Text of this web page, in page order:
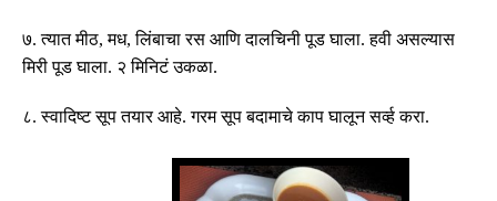
७.त्यात मीठ,मध, लिंबाचा रस आणि दालचिनी पूड घाला.हवी असल्यास
मिरी पूड घाला. २ मिनिटं उकळा.
८.स्वादिष्ट सूप तयार आहे.गरम सूप बदामाचे काप घालून सर्व्ह करा.